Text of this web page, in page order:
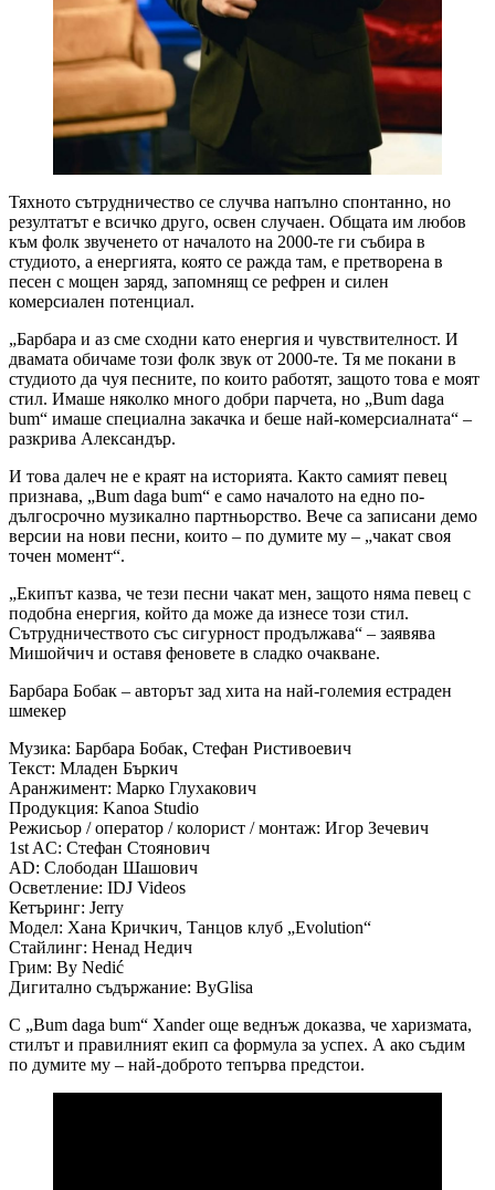
Тяхното сътрудничество се случва напълно спонтанно, но
резултатът е всичко друго, освен случаен. Общата им любов
към фолк звученето от началото на 2000-те ги събира в
студиото, а енергията, която се ражда там, е претворена в
песен с мощен заряд, запомнящ се рефрен и силен
комерсиален потенциал.
„Барбара и аз сме сходни като енергия и чувствителност. И
двамата обичаме този фолк звук от 2000-те. Тя ме покани в
студиото да чуя песните, по които работят, защото това е моят
стил. Имаше няколко много добри парчета, но „Bum daga
bum“ имаше специална закачка и беше най-комерсиалната“ –
разкрива Александър.
И това далеч не е краят на историята. Както самият певец
признава, „Bum daga bum“ е само началото на едно по-
дългосрочно музикално партньорство. Вече са записани демо
версии на нови песни, които – по думите му – „чакат своя
точен момент“.
„Екипът казва, че тези песни чакат мен, защото няма певец с
подобна енергия, който да може да изнесе този стил.
Сътрудничеството със сигурност продължава“ – заявява
Мишойчич и оставя феновете в сладко очакване.
Барбара Бобак – авторът зад хита на най-големия естраден
шмекер
Музика: Барбара Бобак, Стефан Ристивоевич
Текст: Младен Бъркич
Аранжимент: Марко Глухакович
Продукция: Kanoa Studio
Режисьор / оператор / колорист / монтаж: Игор Зечевич
1st AC: Стефан Стоянович
AD: Слободан Шашович
Осветление: IDJ Videos
Кетъринг: Jerry
Модел: Хана Кричкич, Танцов клуб „Evolution“
Стайлинг: Ненад Недич
Грим: By Nedić
Дигитално съдържание: ByGlisa
С „Bum daga bum“ Xander още веднъж доказва, че харизмата,
стилът и правилният екип са формула за успех. А ако съдим
по думите му – най-доброто тепърва предстои.